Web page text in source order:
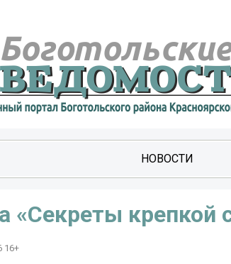
НОВОСТИ
«Секреты крепкой
16+